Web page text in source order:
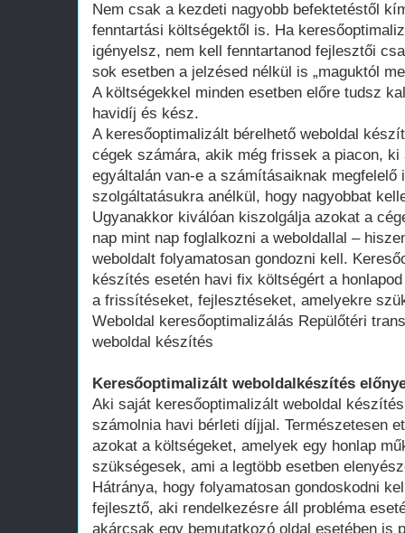
Nem csak a kezdeti nagyobb befektetéstől
fenntartási költségektől is. Ha
igényelsz, nem kell fenntartanod fejlesztői
sok esetben a jelzésed nélkül is „maguktól
A költségekkel minden esetben előre tudsz
havidíj és kész.
A keresőoptimalizált bérelhető weboldal
cégek számára, akik még frissek a piacon, ki
egyáltalán van-e a számításaiknak megfelelő
szolgáltatásukra anélkül, hogy nagyobbat
Ugyanakkor kiválóan kiszolgálja azokat a
nap mint nap foglalkozni a weboldallal –
weboldalt folyamatosan gondozni kell.
készítés esetén havi fix költségért a
a frissítéseket, fejlesztéseket, amelyekre
Weboldal keresőoptimalizálás Repülőtéri
weboldal készítés
Keresőoptimalizált weboldalkészítés
Aki saját keresőoptimalizált weboldal
számolnia havi bérleti díjjal. Természetesen
azokat a költségeket, amelyek egy honlap
szükségesek, ami a legtöbb esetben
Hátránya, hogy folyamatosan gondoskodni
fejlesztő, aki rendelkezésre áll probléma
akárcsak egy bemutatkozó oldal esetében is